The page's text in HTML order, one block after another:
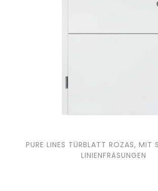
PURE LINES TÜRBLATT ROZAS, MIT
LINIENFRÄSUNGEN